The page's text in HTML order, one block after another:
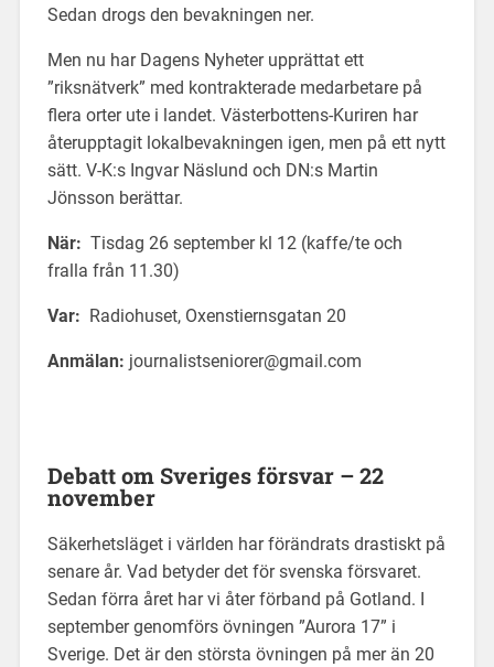
Sedan drogs den bevakningen ner.
Men nu har Dagens Nyheter upprättat ett
”riksnätverk” med kontrakterade medarbetare på
flera orter ute i landet. Västerbottens-Kuriren har
återupptagit lokalbevakningen igen, men på ett nytt
sätt. V-K:s Ingvar Näslund och DN:s Martin
Jönsson berättar.
När: Tisdag 26 september kl 12 (kaffe/te och
fralla från 11.30)
Var: Radiohuset, Oxenstiernsgatan 20
Anmälan: journalistseniorer@gmail.com
Debatt om Sveriges försvar – 22
november
Säkerhetsläget i världen har förändrats drastiskt på
senare år. Vad betyder det för svenska försvaret.
Sedan förra året har vi åter förband på Gotland. I
september genomförs övningen ”Aurora 17” i
Sverige. Det är den största övningen på mer än 20